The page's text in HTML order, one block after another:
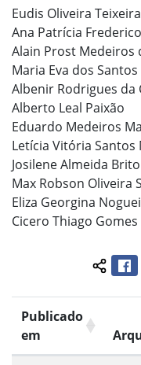
Eudis Oliveira Teixeira
Ana Patrícia
Alain Prost Medeiros
Maria Eva dos
Albenir Rodrigues da
Alberto Leal Paixão
Eduardo Medeiros
Letícia Vitória Santos
Josilene Almeida Brito
Max Robson Oliveira
Eliza Georgina
Cicero Thiago
Publicado
em